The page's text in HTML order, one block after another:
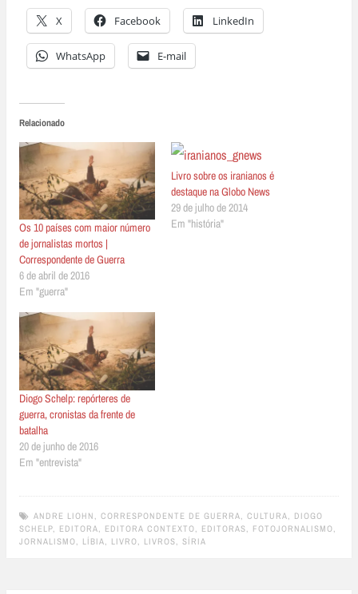
X Facebook LinkedIn
WhatsApp E-mail
Relacionado
Os 10 países com maior número
de jornalistas mortos |
Correspondente de Guerra
6 de abril de 2016
Em "guerra"
Livro sobre os iranianos é
destaque na Globo News
29 de julho de 2014
Em "história"
Diogo Schelp: repórteres de
guerra, cronistas da frente de
batalha
20 de junho de 2016
Em "entrevista"
ANDRE LIOHN , CORRESPONDENTE DE GUERRA, CULTURA, DIOGO
SCHELP, EDITORA, EDITORA CONTEXTO, EDITORAS, FOTOJORNALISMO,
JORNALISMO, LÍBIA, LIVRO, LIVROS, SÍRIA